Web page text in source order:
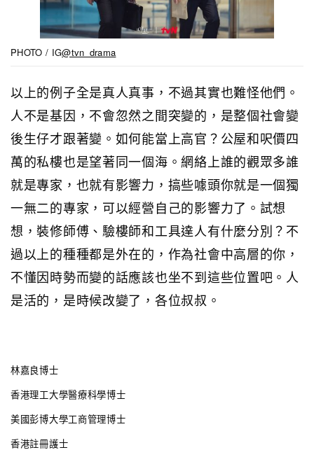
PHOTO / IG@tvn_drama
以上的例子全是真人真事，不過其實也難怪他們。
人不是基因，不會忽然之間突變的，是整個社會變
後生仔才跟著變。如何能當上高官？公屋和呎價四
萬的私樓也是望著同一個海。網絡上誰的觀眾多誰
就是專家，也就有影響力，搞些噱頭你就是一個獨
一無二的專家，可以經營自己的影響力了。試想
想，裝修師傅、驗樓師和工具達人有什麼分別？不
過以上的種種都是外在的，作為社會中高層的你，
不懂因時勢而變的話應該也坐不到這些位置吧。人
是活的，是時候改變了，各位叔叔。
林嘉良博士
香港理工大學醫療科學博士
美國彭博大學工商管理博士
香港註冊護士